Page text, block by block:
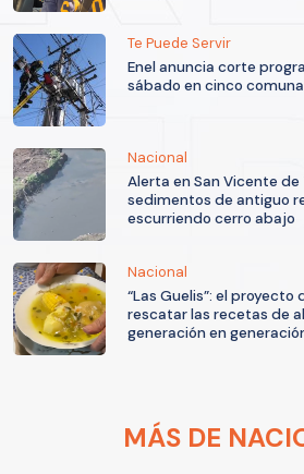
Te Puede Servir
Enel anuncia corte
sábado en cinco
Nacional
Alerta en San Vicente de
sedimentos de antiguo
escurriendo cerro abajo
Nacional
“Las Guelis”: el
rescatar las recetas de
generación en
MÁS DE